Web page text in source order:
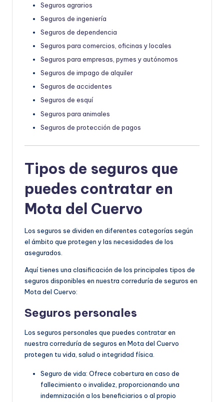
Seguros agrarios
Seguros de ingeniería
Seguros de dependencia
Seguros para comercios, oficinas y locales
Seguros para empresas, pymes y autónomos
Seguros de impago de alquiler
Seguros de accidentes
Seguros de esquí
Seguros para animales
Seguros de protección de pagos
Tipos de seguros que
puedes contratar en
Mota del Cuervo
Los seguros se dividen en diferentes categorías según
el ámbito que protegen y las necesidades de los
asegurados.
Aquí tienes una clasificación de los principales tipos de
seguros disponibles en nuestra correduría de seguros en
Mota del Cuervo:
Seguros personales
Los seguros personales que puedes contratar en
nuestra correduría de seguros en Mota del Cuervo
protegen tu vida, salud o integridad física.
Seguro de vida: Ofrece cobertura en caso de
fallecimiento o invalidez, proporcionando una
indemnización a los beneficiarios o al propio